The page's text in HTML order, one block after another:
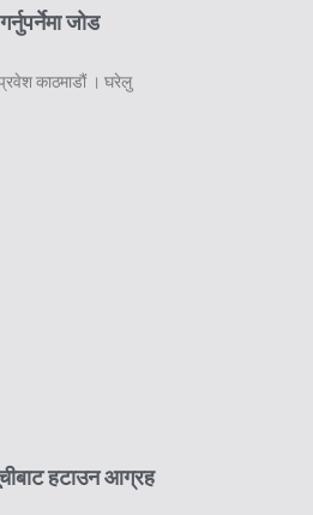
जोड
काठमाडौं । घरेलु
हटाउन आग्रह